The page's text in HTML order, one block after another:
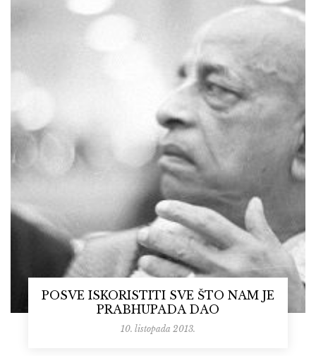
POSVE ISKORISTITI SVE ŠTO NAM JE
PRABHUPADA DAO
10. listopada 2013.